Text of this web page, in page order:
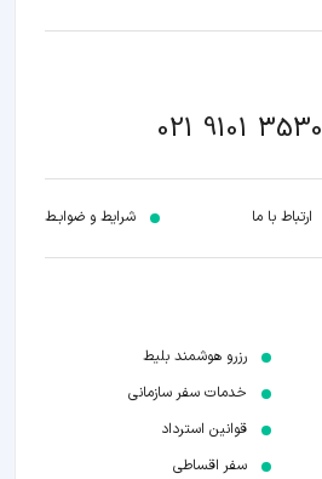
021 9101 3530
ارتباط با ما شرایط و ضوابـط
رزرو هوشمند بلیط
خدمات سفر سازمانی
قوانین استرداد
سفر اقساطی